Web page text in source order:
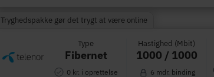
Tryghedspakke gør det trygt at være online
Type
Fibernet
0 kr. i oprettelse
Hastighed (Mbit)
1000 / 1000
6 mdr. binding